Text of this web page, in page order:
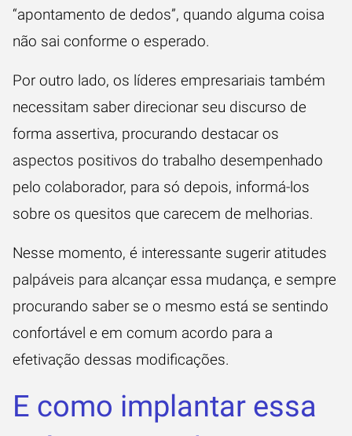
“apontamento de dedos”, quando alguma coisa
não sai conforme o esperado.
Por outro lado, os líderes empresariais também
necessitam saber direcionar seu discurso de
forma assertiva, procurando destacar os
aspectos positivos do trabalho desempenhado
pelo colaborador, para só depois, informá-los
sobre os quesitos que carecem de melhorias.
Nesse momento, é interessante sugerir atitudes
palpáveis para alcançar essa mudança, e sempre
procurando saber se o mesmo está se sentindo
confortável e em comum acordo para a
efetivação dessas modificações.
E como implantar essa